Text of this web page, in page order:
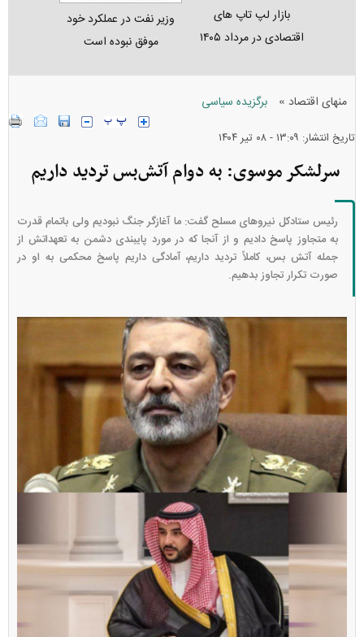
بازار لپ‌ تاپ‌ های
اقتصادی در مرداد ۱۴۰۵
وزیر نفت در عملکرد خود
موفق نبوده است
منهای اقتصاد » برگزیده سیاسی
تاریخ انتشار: ۱۳:۰۹ - ۰۸ تير ۱۴۰۴
سرلشکر موسوی: به دوام آتش‌بس تردید داریم
رئیس ستادکل نیرو‌های مسلح گفت: ما آغازگر جنگ نبودیم ولی باتمام قدرت
به متجاوز پاسخ دادیم و از آنجا که در مورد پایبندی دشمن به تعهداتش از
جمله آتش بس، کاملاً تردید داریم، آمادگی داریم پاسخ محکمی به او در
صورت تکرار تجاوز بدهیم.